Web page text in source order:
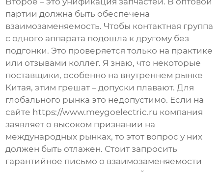
партии должна быть обеспечена
взаимозаменяемость. Чтобы контактная группа
с одного аппарата подошла к другому без
подгонки. Это проверяется только на практике
или отзывами коллег. Я знаю, что некоторые
поставщики, особенно на внутреннем рынке
Китая, этим грешат – допуски плавают. Для
глобального рынка это недопустимо. Если на
сайте https://www.meygoelectric.ru компания
заявляет о высоком признании на
международных рынках, то этот вопрос у них
должен быть отлажен. Стоит запросить
гарантийное письмо о взаимозаменяемости